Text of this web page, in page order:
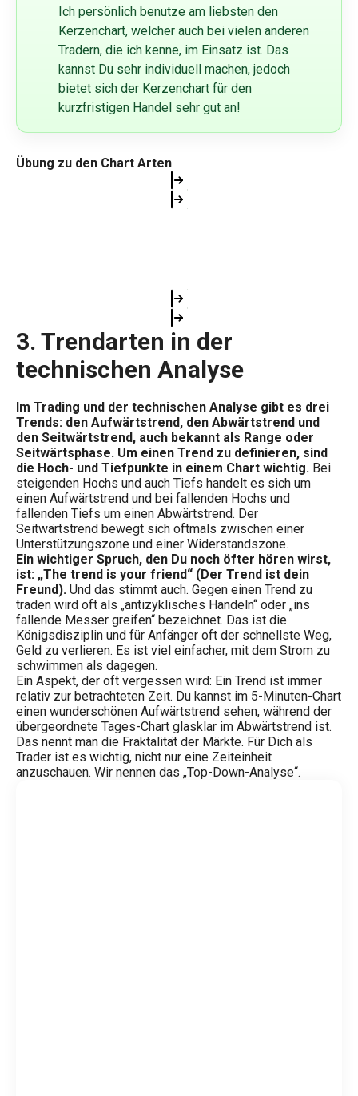
Ich persönlich benutze am liebsten den
Kerzenchart, welcher auch bei vielen anderen
Tradern, die ich kenne, im Einsatz ist. Das
kannst Du sehr individuell machen, jedoch
bietet sich der Kerzenchart für den
kurzfristigen Handel sehr gut an!
Übung zu den Chart Arten
3. Trendarten in der
technischen Analyse
Im Trading und der technischen Analyse gibt es drei
Trends: den Aufwärtstrend, den Abwärtstrend und
den Seitwärtstrend, auch bekannt als Range oder
Seitwärtsphase. Um einen Trend zu definieren, sind
die Hoch- und Tiefpunkte in einem Chart wichtig. Bei
steigenden Hochs und auch Tiefs handelt es sich um
einen Aufwärtstrend und bei fallenden Hochs und
fallenden Tiefs um einen Abwärtstrend. Der
Seitwärtstrend bewegt sich oftmals zwischen einer
Unterstützungszone und einer Widerstandszone.
Ein wichtiger Spruch, den Du noch öfter hören wirst,
ist: „The trend is your friend“ (Der Trend ist dein
Freund). Und das stimmt auch. Gegen einen Trend zu
traden wird oft als „antizyklisches Handeln“ oder „ins
fallende Messer greifen“ bezeichnet. Das ist die
Königsdisziplin und für Anfänger oft der schnellste Weg,
Geld zu verlieren. Es ist viel einfacher, mit dem Strom zu
schwimmen als dagegen.
Ein Aspekt, der oft vergessen wird: Ein Trend ist immer
relativ zur betrachteten Zeit. Du kannst im 5-Minuten-Chart
einen wunderschönen Aufwärtstrend sehen, während der
übergeordnete Tages-Chart glasklar im Abwärtstrend ist.
Das nennt man die Fraktalität der Märkte. Für Dich als
Trader ist es wichtig, nicht nur eine Zeiteinheit
anzuschauen. Wir nennen das „Top-Down-Analyse“.